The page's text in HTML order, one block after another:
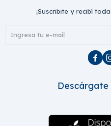
¡Suscribite y recibí

Descárgate